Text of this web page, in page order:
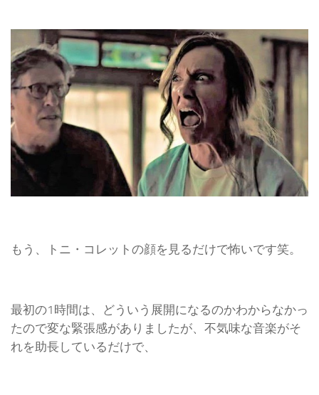
もう、トニ・コレットの顔を見るだけで怖いです笑。
最初の1時間は、どういう展開になるのかわからなかっ
たので変な緊張感がありましたが、不気味な音楽がそ
れを助長しているだけで、